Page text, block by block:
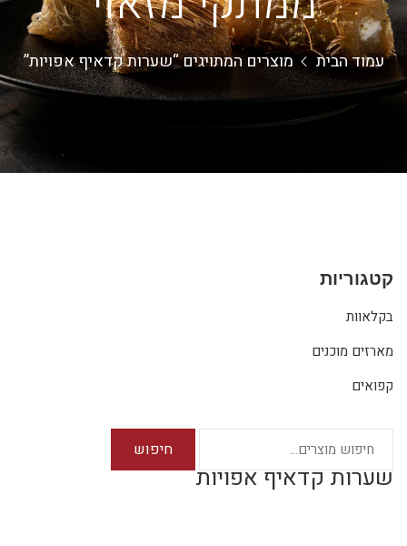
עמוד הבית מוצרים המתויגים “שערות קדאיף אפויות”
קטגוריות
בקלאוות
מארזים מוכנים
קפואים
חיפוש
שערות קדאיף אפויות